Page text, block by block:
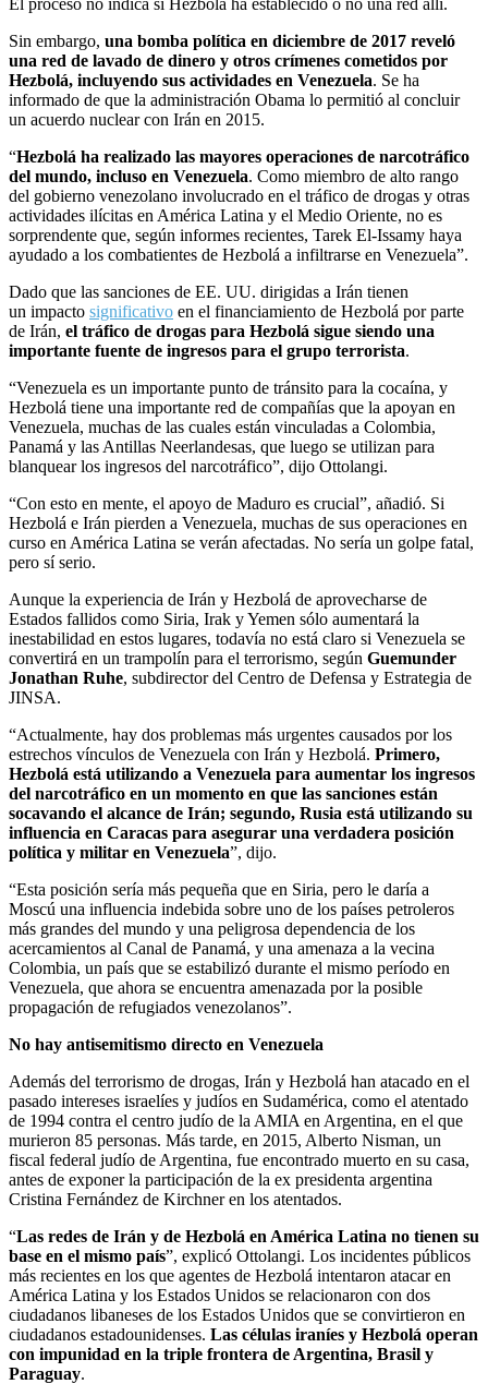
Sin embargo, una bomba política en diciembre de 2017 reveló
una red de lavado de dinero y otros crímenes cometidos por
Hezbolá, incluyendo sus actividades en Venezuela. Se ha
informado de que la administración Obama lo permitió al concluir
un acuerdo nuclear con Irán en 2015.
“Hezbolá ha realizado las mayores operaciones de narcotráfico
del mundo, incluso en Venezuela. Como miembro de alto rango
del gobierno venezolano involucrado en el tráfico de drogas y otras
actividades ilícitas en América Latina y el Medio Oriente, no es
sorprendente que, según informes recientes, Tarek El-Issamy haya
ayudado a los combatientes de Hezbolá a infiltrarse en Venezuela”.
Dado que las sanciones de EE. UU. dirigidas a Irán tienen
un impacto significativo en el financiamiento de Hezbolá por parte
de Irán, el tráfico de drogas para Hezbolá sigue siendo una
importante fuente de ingresos para el grupo terrorista.
“Venezuela es un importante punto de tránsito para la cocaína, y
Hezbolá tiene una importante red de compañías que la apoyan en
Venezuela, muchas de las cuales están vinculadas a Colombia,
Panamá y las Antillas Neerlandesas, que luego se utilizan para
blanquear los ingresos del narcotráfico”, dijo Ottolangi.
“Con esto en mente, el apoyo de Maduro es crucial”, añadió. Si
Hezbolá e Irán pierden a Venezuela, muchas de sus operaciones en
curso en América Latina se verán afectadas. No sería un golpe fatal,
pero sí serio.
Aunque la experiencia de Irán y Hezbolá de aprovecharse de
Estados fallidos como Siria, Irak y Yemen sólo aumentará la
inestabilidad en estos lugares, todavía no está claro si Venezuela se
convertirá en un trampolín para el terrorismo, según Guemunder
Jonathan Ruhe, subdirector del Centro de Defensa y Estrategia de
JINSA.
“Actualmente, hay dos problemas más urgentes causados por los
estrechos vínculos de Venezuela con Irán y Hezbolá. Primero,
Hezbolá está utilizando a Venezuela para aumentar los ingresos
del narcotráfico en un momento en que las sanciones están
socavando el alcance de Irán; segundo, Rusia está utilizando su
influencia en Caracas para asegurar una verdadera posición
política y militar en Venezuela”, dijo.
“Esta posición sería más pequeña que en Siria, pero le daría a
Moscú una influencia indebida sobre uno de los países petroleros
más grandes del mundo y una peligrosa dependencia de los
acercamientos al Canal de Panamá, y una amenaza a la vecina
Colombia, un país que se estabilizó durante el mismo período en
Venezuela, que ahora se encuentra amenazada por la posible
propagación de refugiados venezolanos”.
No hay antisemitismo directo en Venezuela
Además del terrorismo de drogas, Irán y Hezbolá han atacado en el
pasado intereses israelíes y judíos en Sudamérica, como el atentado
de 1994 contra el centro judío de la AMIA en Argentina, en el que
murieron 85 personas. Más tarde, en 2015, Alberto Nisman, un
fiscal federal judío de Argentina, fue encontrado muerto en su casa,
antes de exponer la participación de la ex presidenta argentina
Cristina Fernández de Kirchner en los atentados.
“Las redes de Irán y de Hezbolá en América Latina no tienen su
base en el mismo país”, explicó Ottolangi. Los incidentes públicos
más recientes en los que agentes de Hezbolá intentaron atacar en
América Latina y los Estados Unidos se relacionaron con dos
ciudadanos libaneses de los Estados Unidos que se convirtieron en
ciudadanos estadounidenses. Las células iraníes y Hezbolá operan
con impunidad en la triple frontera de Argentina, Brasil y
Paraguay.